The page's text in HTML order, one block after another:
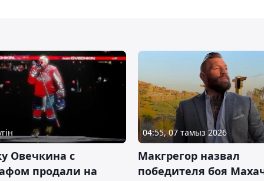
Овечкина с
продали на
04:55, 07 тамыз 2026
Макгрегор назвал
победителя боя